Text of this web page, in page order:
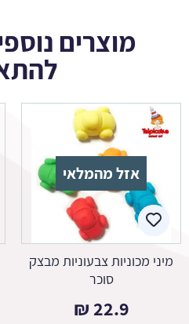
מוצרים
אזל מהמלאי
מיני מכוניות צבעוניות מבצק
סוכר
22.9
₪